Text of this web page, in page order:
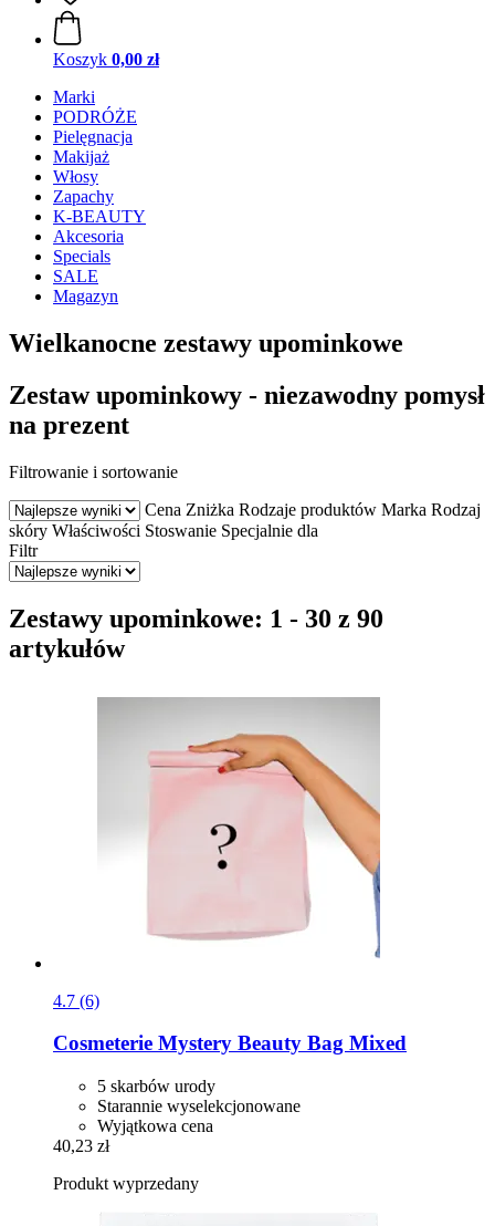
Koszyk 0,00 zł
Marki
PODRÓŻE
Pielęgnacja
Makijaż
Włosy
Zapachy
K-BEAUTY
Akcesoria
Specials
SALE
Magazyn
Wielkanocne zestawy upominkowe
Zestaw upominkowy - niezawodny pomysł
na prezent
Filtrowanie i sortowanie
Cena Zniżka Rodzaje produktów Marka Rodzaj
skóry Właściwości Stoswanie Specjalnie dla
Filtr
Zestawy upominkowe: 1 - 30 z 90
artykułów
4.7 (6)
Cosmeterie Mystery Beauty Bag Mixed
5 skarbów urody
Starannie wyselekcjonowane
Wyjątkowa cena
40,23 zł
Produkt wyprzedany